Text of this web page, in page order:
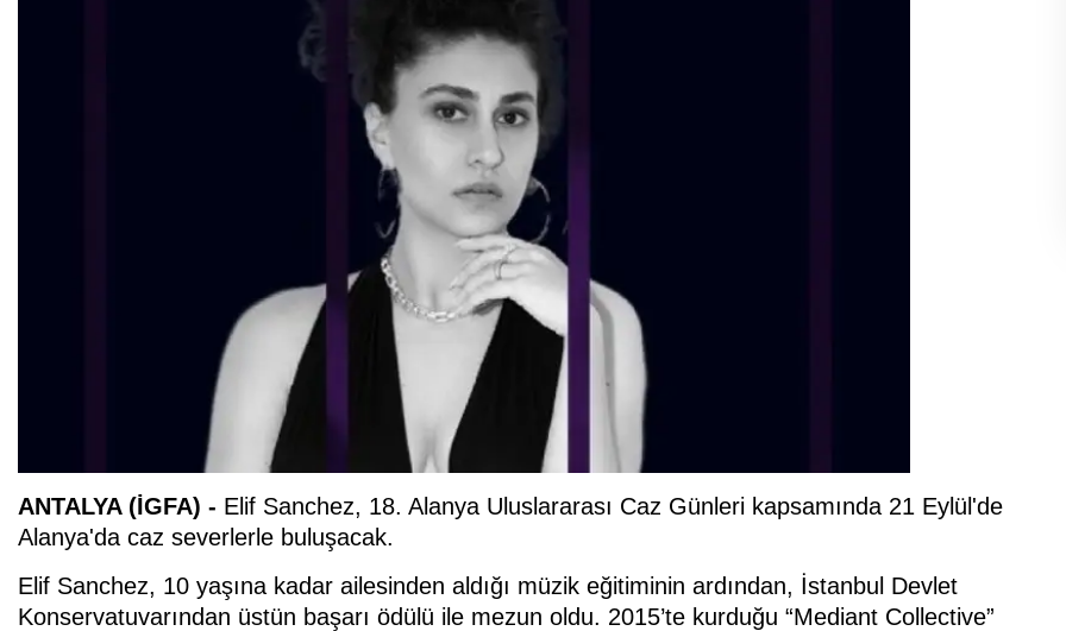
ANTALYA (İGFA) - Elif Sanchez, 18. Alanya Uluslararası Caz Günleri kapsamında 21 Eylül'de
Alanya'da caz severlerle buluşacak.
Elif Sanchez, 10 yaşına kadar ailesinden aldığı müzik eğitiminin ardından, İstanbul Devlet
Konservatuvarından üstün başarı ödülü ile mezun oldu. 2015’te kurduğu “Mediant Collective”